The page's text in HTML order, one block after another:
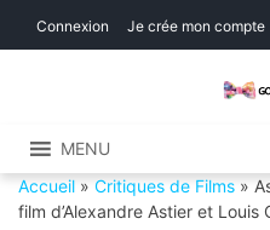
Connexion Je crée mon compte
MENU
Accueil » Critiques de Films »
film d’Alexandre Astier et Louis